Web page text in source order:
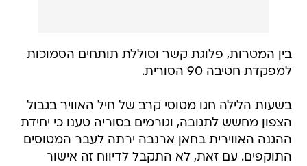
בין המטרות, פלוגת קשר וסוללת תותחים הסמוכות
למפקדת חטיבה 90 הסורית.
בשעות הלילה חגו מטוסי קרב של חיל האוויר בגבול
הצפון מחשש לתגובה, וגורמים בסוריה טענו כי יחידת
ההגנה האווירית בחאן ארנבה ירתה לעבר המטוסים
התוקפים. עם זאת, לא התקבל לדיווח זה אישור